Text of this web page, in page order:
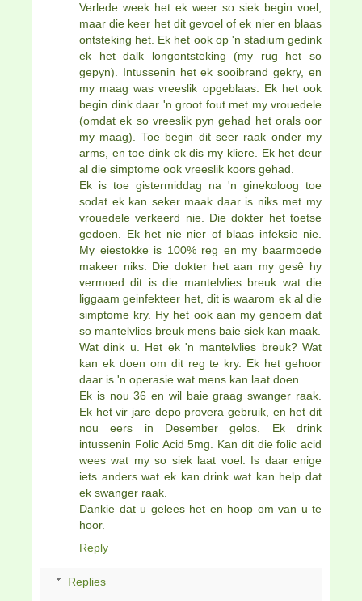
Verlede week het ek weer so siek begin voel,
maar die keer het dit gevoel of ek nier en blaas
ontsteking het. Ek het ook op 'n stadium gedink
ek het dalk longontsteking (my rug het so
gepyn). Intussenin het ek sooibrand gekry, en
my maag was vreeslik opgeblaas. Ek het ook
begin dink daar 'n groot fout met my vrouedele
(omdat ek so vreeslik pyn gehad het orals oor
my maag). Toe begin dit seer raak onder my
arms, en toe dink ek dis my kliere. Ek het deur
al die simptome ook vreeslik koors gehad.
Ek is toe gistermiddag na 'n ginekoloog toe
sodat ek kan seker maak daar is niks met my
vrouedele verkeerd nie. Die dokter het toetse
gedoen. Ek het nie nier of blaas infeksie nie.
My eiestokke is 100% reg en my baarmoede
makeer niks. Die dokter het aan my gesê hy
vermoed dit is die mantelvlies breuk wat die
liggaam geinfekteer het, dit is waarom ek al die
simptome kry. Hy het ook aan my genoem dat
so mantelvlies breuk mens baie siek kan maak.
Wat dink u. Het ek 'n mantelvlies breuk? Wat
kan ek doen om dit reg te kry. Ek het gehoor
daar is 'n operasie wat mens kan laat doen.
Ek is nou 36 en wil baie graag swanger raak.
Ek het vir jare depo provera gebruik, en het dit
nou eers in Desember gelos. Ek drink
intussenin Folic Acid 5mg. Kan dit die folic acid
wees wat my so siek laat voel. Is daar enige
iets anders wat ek kan drink wat kan help dat
ek swanger raak.
Dankie dat u gelees het en hoop om van u te
hoor.
Reply
Replies